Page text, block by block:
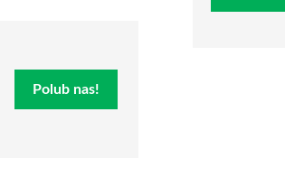
Polub nas!